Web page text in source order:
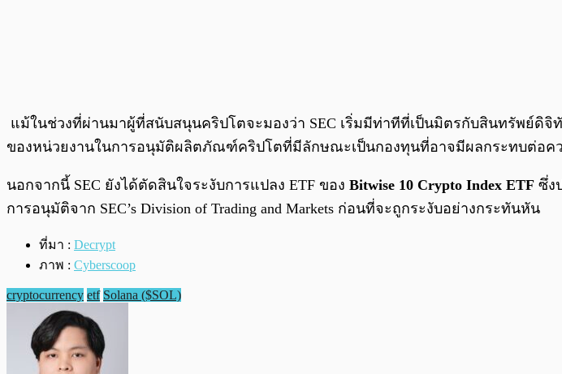
แม้ในช่วงที่ผ่านมาผู้ที่สนับสนุนคริปโตจะมองว่า SEC เริ่มมีท่าทีที่เป็นมิตรกับสินทรัพย์ดิ
ของหน่วยงานในการอนุมัติผลิตภัณฑ์คริปโตที่มีลักษณะเป็นกองทุนที่อาจมีผลกระทบต่อคว
นอกจากนี้ SEC ยังได้ตัดสินใจระงับการแปลง ETF ของ Bitwise 10 Crypto Index ETF ซึ่ง
การอนุมัติจาก SEC’s Division of Trading and Markets ก่อนที่จะถูกระงับอย่างกระทันหัน
ที่มา : Decrypt
ภาพ : Cyberscoop
cryptocurrency etf Solana ($SOL)